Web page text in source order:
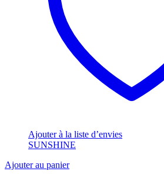
Ajouter à la liste d’envies
SUNSHINE
Ajouter au panier